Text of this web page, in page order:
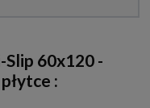
60x120 -
: